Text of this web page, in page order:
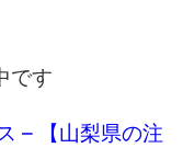
です
– 【山梨県の注